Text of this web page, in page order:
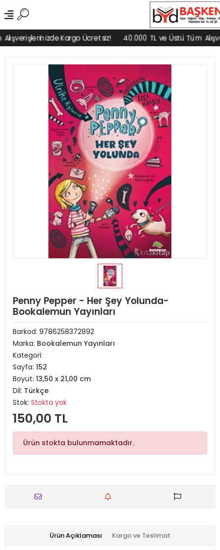
Kargo Ücretsiz! 40.000 TL ve Üstü Tüm
Penny Pepper - Her Şey Yolunda-
Bookalemun Yayınları
Barkod: 9786258372892
Marka: Bookalemun Yayınları
Kategori:
Sayfa: 152
Boyut: 13,50 x 21,00 cm
Dil: Türkçe
Stok: Stokta yok
150,00 TL
Ürün stokta bulunmamaktadır.
Ürün Açıklaması Kargo ve Teslimat